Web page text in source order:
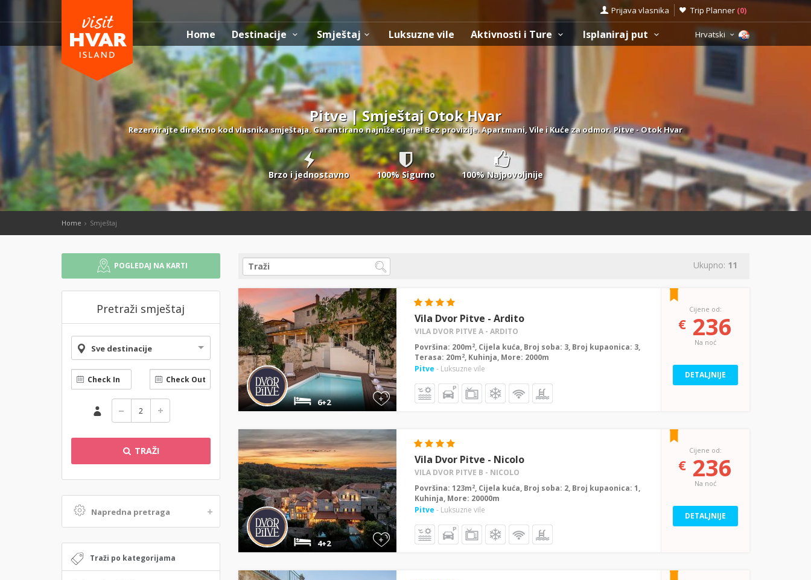
Prijava vlasnika Trip Planner (0)
Home Destinacije Smještaj Luksuzne vile Aktivnosti i Ture Isplaniraj put Hrvatski
Pitve | Smještaj Otok Hvar
Rezervirajte direktno kod vlasnika smještaja. Garantirano najniže cijene! Bez provizije. Apartmani, Vile i Kuće za odmor. Pitve - Otok Hvar
Brzo i jednostavno 100% Sigurno 100% Najpovoljnije
Home Smještaj
POGLEDAJ NA KARTI
Pretraži smještaj
Sve destinacije
TRAŽI
Napredna pretraga
Traži po kategorijama
Ukupno: 11
+
6+2
Vila Dvor Pitve - Ardito
VILA DVOR PITVE A - ARDITO
Površina: 200m2, Cijela kuća, Broj soba: 3, Broj kupaonica: 3,
Terasa: 20m2, Kuhinja, More: 2000m
Pitve - Luksuzne vile
Cijene od:
€ 236
Na noć
DETALJNIJE
+
4+2
Vila Dvor Pitve - Nicolo
VILA DVOR PITVE B - NICOLO
Površina: 123m2, Cijela kuća, Broj soba: 2, Broj kupaonica: 1,
Kuhinja, More: 20000m
Pitve - Luksuzne vile
Cijene od:
€ 236
Na noć
DETALJNIJE